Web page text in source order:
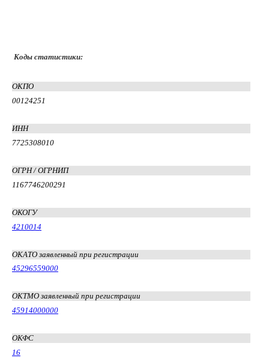
Коды статистики:
ОКПО
00124251
ИНН
7725308010
ОГРН / ОГРНИП
1167746200291
ОКОГУ
4210014
ОКАТО заявленный при регистрации
45296559000
ОКТМО заявленный при регистрации
45914000000
ОКФС
16